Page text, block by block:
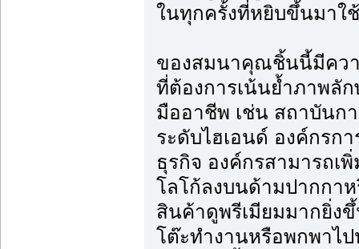
ในทุกครั้งที่หยิบขึ้นมาใ
ของสมนาคุณชิ้นนี้มีควา
ที่ต้องการเน้นย้ำภาพลั
มืออาชีพ เช่น สถาบันก
ระดับไฮเอนด์ องค์กรก
ธุรกิจ องค์กรสามารถเ
โลโก้ลงบนด้ามปากกา
สินค้าดูพรีเมียมมากยิ่ง
โต๊ะทำงานหรือพกพาไป